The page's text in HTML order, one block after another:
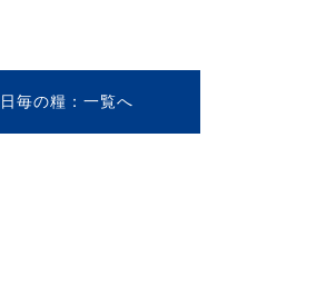
日毎の糧